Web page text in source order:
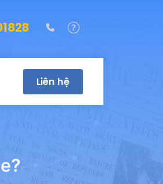
(028)39322188
Liên hệ